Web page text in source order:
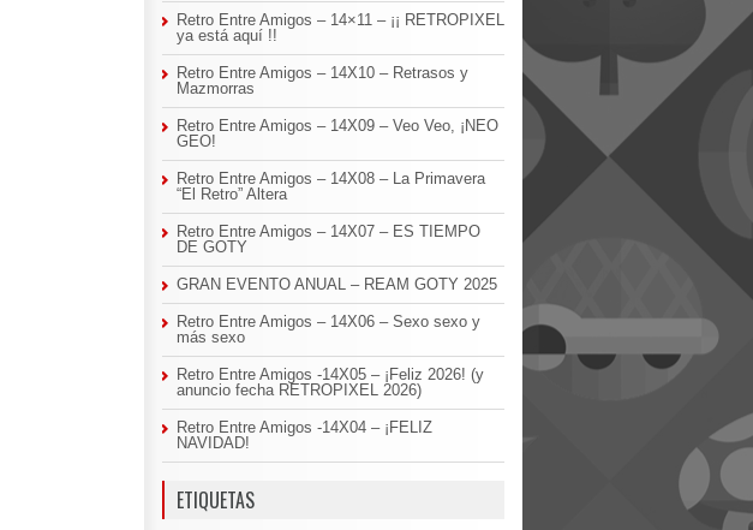
Retro Entre Amigos – 14×11 – ¡¡ RETROPIXEL
ya está aquí !!
Retro Entre Amigos – 14X10 – Retrasos y
Mazmorras
Retro Entre Amigos – 14X09 – Veo Veo, ¡NEO
GEO!
Retro Entre Amigos – 14X08 – La Primavera
“El Retro” Altera
Retro Entre Amigos – 14X07 – ES TIEMPO
DE GOTY
GRAN EVENTO ANUAL – REAM GOTY 2025
Retro Entre Amigos – 14X06 – Sexo sexo y
más sexo
Retro Entre Amigos -14X05 – ¡Feliz 2026! (y
anuncio fecha RETROPIXEL 2026)
Retro Entre Amigos -14X04 – ¡FELIZ
NAVIDAD!
ETIQUETAS